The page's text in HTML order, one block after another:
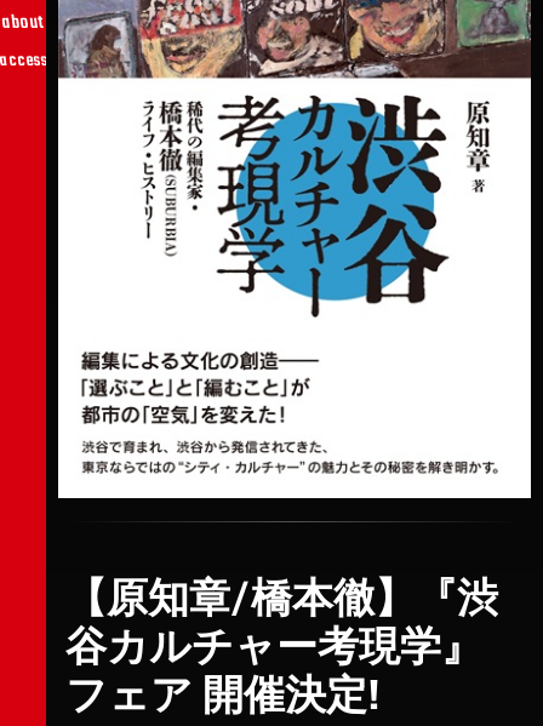
about
【原知章/橋本徹】『渋
谷カルチャー考現学』
フェア 開催決定!